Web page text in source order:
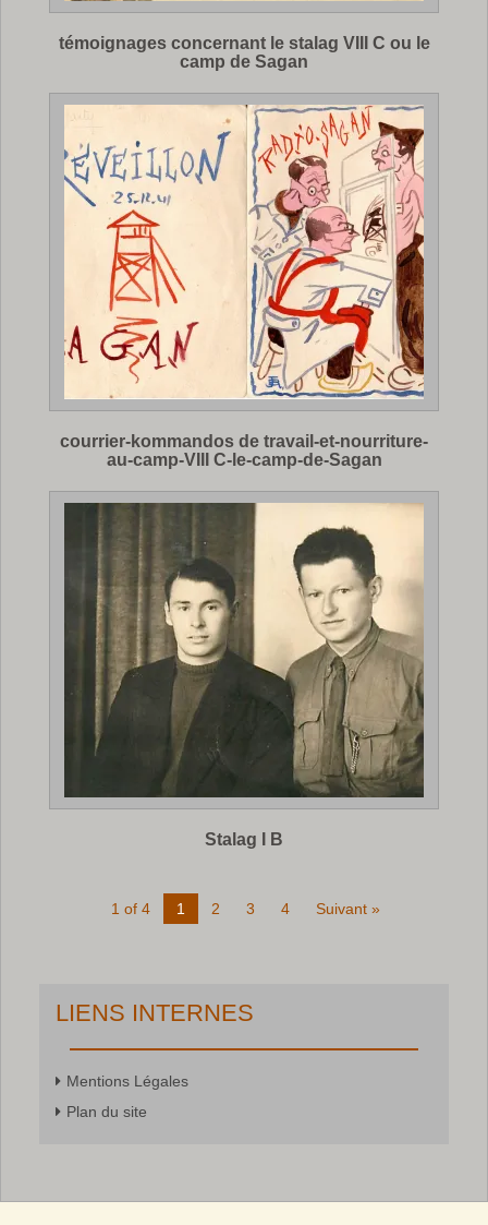
témoignages concernant le stalag VIII C ou le
camp de Sagan
courrier-kommandos de travail-et-nourriture-
au-camp-VIII C-le-camp-de-Sagan
Stalag I B
1 of 4 1 2 3 4 Suivant »
LIENS INTERNES
Mentions Légales
Plan du site